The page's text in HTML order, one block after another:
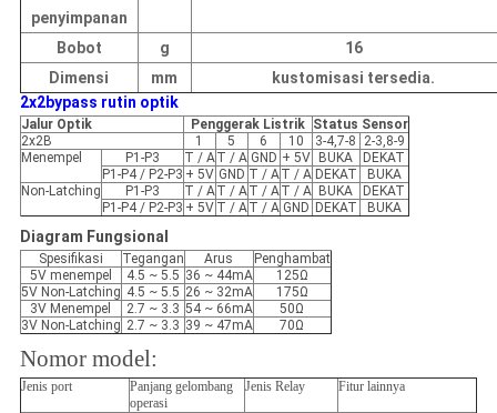
penyimpanan
Bobot g
16
Dimensi
mm
kustomisasi tersedia.
2x2bypass rutin optik
Jalur Optik Penggerak Listrik Status Sensor
2x2B
1 5 6 10 3-4,7-8
2-3,8-9
Menempel
P1-P3 T / AT / A GND + 5V BUKA
DEKAT
P1-P4 / P2-P3 + 5V GND T / AT / A DEKAT
BUKA
Non-Latching
P1-P3 T / AT / AT / AT / A BUKA
DEKAT
P1-P4 / P2-P3 + 5V T / AT / A GND DEKAT BUKA
Diagram Fungsional
Spesifikasi Tegangan Arus
Penghambat
5V menempel
4.5 ~ 5.5 36 ~ 44mA
125Ω
5V Non-Latching 4.5 ~ 5.5 26 ~ 32mA
175Ω
3V Menempel
2.7 ~ 3.3 54 ~ 66mA
50Ω
3V Non-Latching 2.7 ~ 3.3 39 ~ 47mA 70Ω
Nomor model:
Jenis port
Panjang gelombang
operasi
Jenis Relay Fitur lainnya